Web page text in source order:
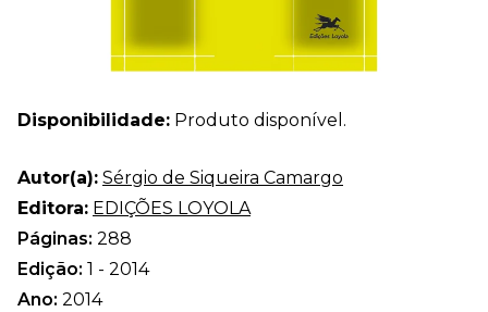
Disponibilidade: Produto disponível.
Autor(a): Sérgio de Siqueira Camargo
Editora: EDIÇÕES LOYOLA
Páginas: 288
Edição: 1 - 2014
Ano: 2014